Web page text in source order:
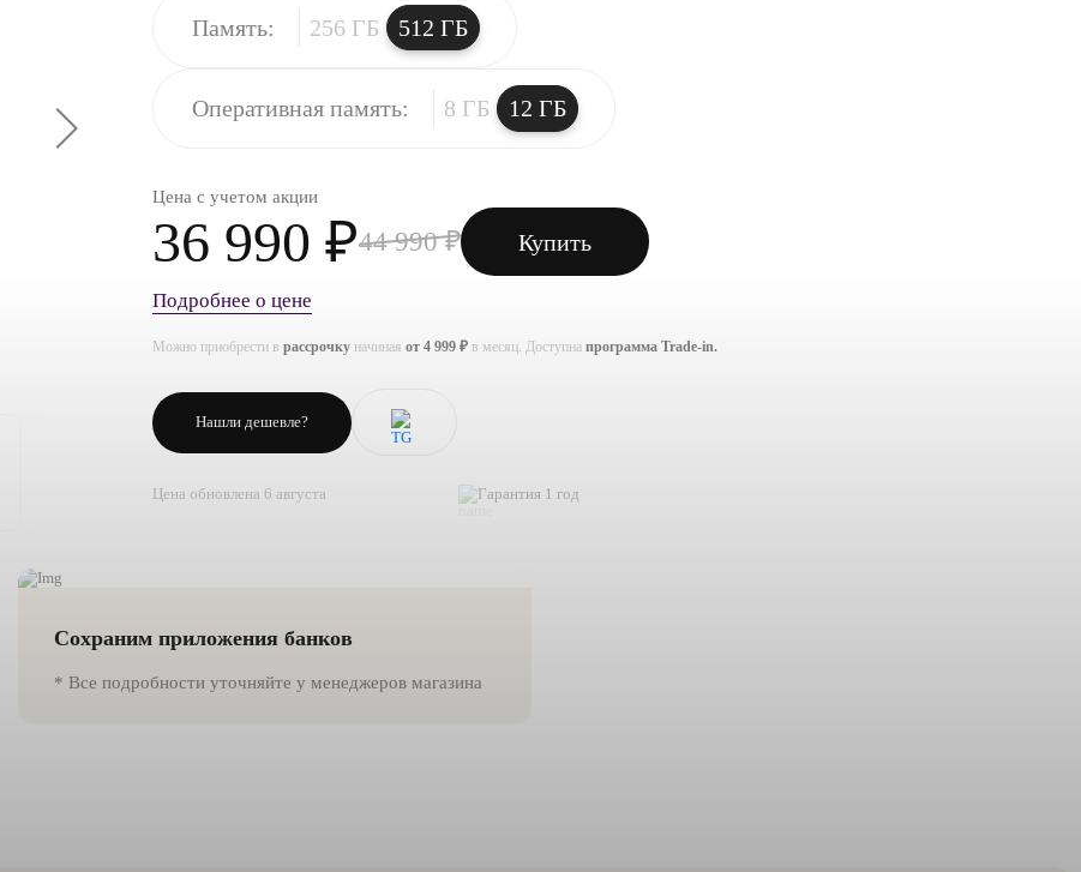
Память: 256 ГБ 512 ГБ
Оперативная память: 8 ГБ 12 ГБ
Цена с учетом акции
36 990 ₽44 990 ₽ Купить
Подробнее о цене
Можно приобрести в рассрочку начиная от 4 999 ₽ в месяц. Доступна программа Trade-in.
Нашли дешевле?
Цена обновлена 6 августа Гарантия 1 год
Сохраним приложения банков
* Все подробности уточняйте у менеджеров магазина